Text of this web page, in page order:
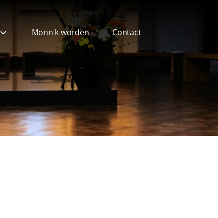
Monnik worden Contact